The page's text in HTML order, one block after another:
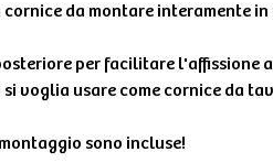
cornice da montare interamente
per facilitare l'affissione
si voglia usare come cornice da
sono incluse!